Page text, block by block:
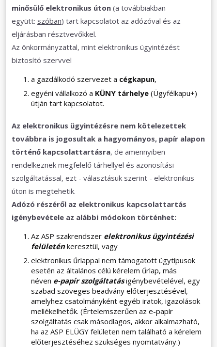
minősülő elektronikus úton (a továbbiakban
együtt: szóban) tart kapcsolatot az adózóval és az
eljárásban résztvevőkkel.
Az önkormányzattal, mint elektronikus ügyintézést
biztosító szervvel
a gazdálkodó szervezet a cégkapun,
egyéni vállalkozó a KÜNY tárhelye (Ügyfélkapu+)
útján tart kapcsolatot.
Az elektronikus ügyintézésre nem kötelezettek
továbbra is jogosultak a hagyományos, papír alapon
történő kapcsolattartásra, de amennyiben
rendelkeznek megfelelő tárhellyel és azonosítási
szolgáltatással, ezt - választásuk szerint - elektronikus
úton is megtehetik.
Adózó részéről az elektronikus kapcsolattartás
igénybevétele az alábbi módokon történhet:
Az ASP szakrendszer elektronikus ügyintézési
felületénkeresztül, vagy
elektronikus űrlappal nem támogatott ügytípusok
esetén az általános célú kérelem űrlap, más
néven e-papír szolgáltatásigénybevételével, egy
szabad szöveges beadvány előterjesztésével,
amelyhez csatolmányként egyéb iratok, igazolások
mellékelhetők. (Értelemszerűen az e-papír
szolgáltatás csak másodlagos, akkor alkalmazható,
ha az ASP ELÜGY felületen nem található a kérelem
előterjesztéséhez szükséges nyomtatvány.)